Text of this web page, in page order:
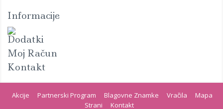
Informacije
Dodatki
Moj Račun
Kontakt
Akcije Partnerski Program Blagovne Znamke Vračila
Mapa
Strani
Kontakt